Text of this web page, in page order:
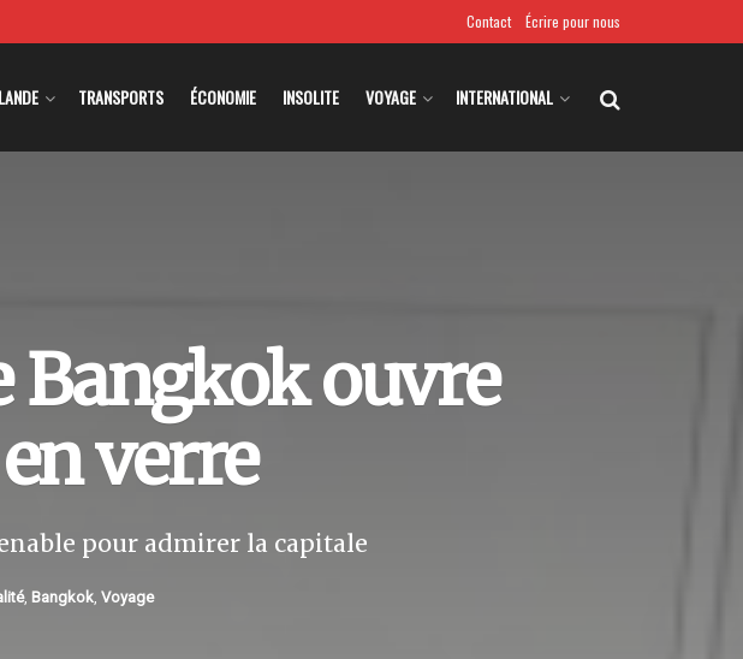
Contact Écrire pour nous
TRANSPORTS ÉCONOMIE INSOLITE VOYAGE INTERNATIONAL
Bangkok ouvre
verre
pour admirer la capitale
, Bangkok, Voyage